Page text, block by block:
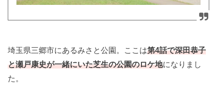
埼玉県三郷市にあるみさと公園。ここは第4話で深田恭子
と瀬戸康史が一緒にいた芝生の公園のロケ地になりまし
た。